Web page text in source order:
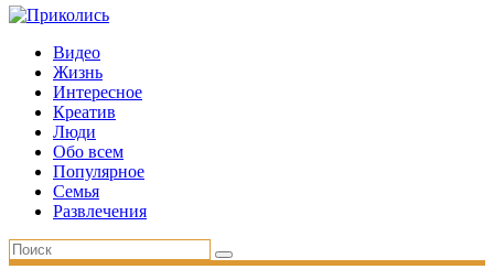
Видео
Жизнь
Интересное
Креатив
Люди
Обо всем
Популярное
Семья
Развлечения